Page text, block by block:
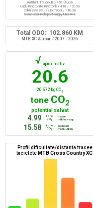
Antifurt Trelock BS 450 U-Lock
Cablu Kryptonite KryptoFlex 410 / 120cm
Cablu BBB BBL-22 ExtraCoil / 180cm
Scaun copil Polisport Guppy Maxi FFS
Total ODO: 102.860 KM
MTB XC & urban / 2007 - 2026
√ aproximativ
20.6
20 572 kg CO2
tone CO2
potential salvat
4.99
tone
CO2
trasee
mtb/xc + ssp
15.58
tone
CO2
deplasari
mediu urban
Profil dificultate/distanta trasee
biciclete MTB Cross Country XC